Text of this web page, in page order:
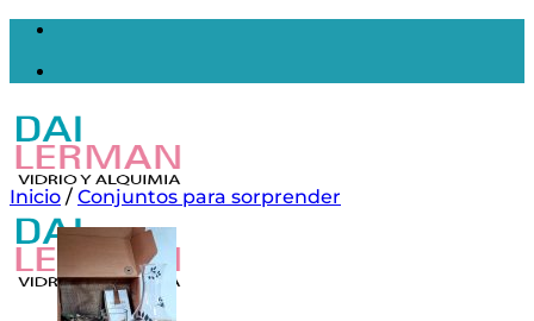
Saltar
contenido
Inicio / Conjuntos para sorprender